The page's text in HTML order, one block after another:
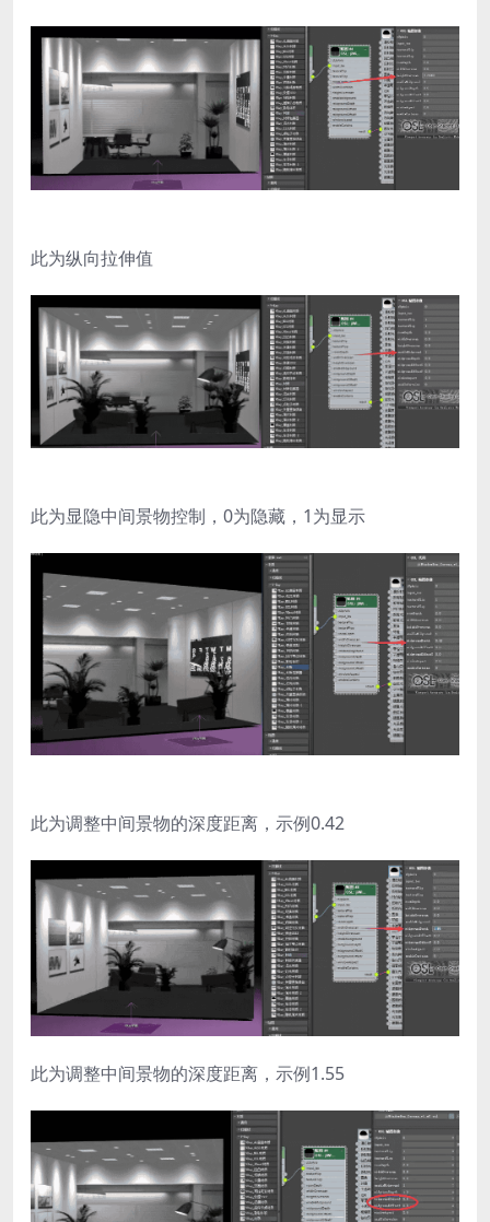
此为纵向拉伸值
此为显隐中间景物控制，0为隐藏，1为显示
此为调整中间景物的深度距离，示例0.42
此为调整中间景物的深度距离，示例1.55